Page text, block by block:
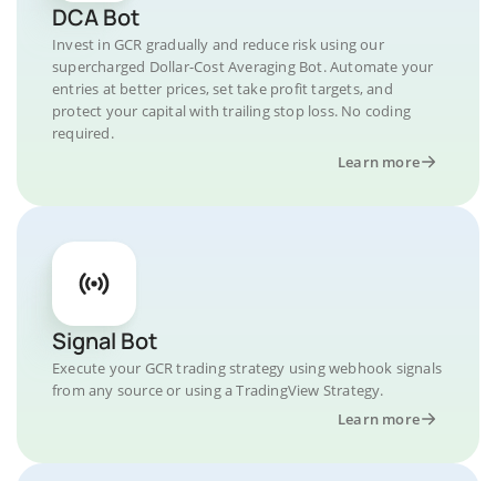
DCA Bot
Invest in GCR gradually and reduce risk using our
supercharged Dollar-Cost Averaging Bot. Automate your
entries at better prices, set take profit targets, and
protect your capital with trailing stop loss. No coding
required.
Learn more
Signal Bot
Execute your GCR trading strategy using webhook signals
from any source or using a TradingView Strategy.
Learn more